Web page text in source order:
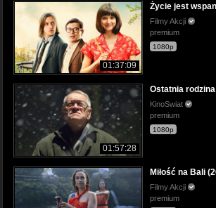
01:37:09
Życie jest
Filmy Akcji
premium
1080p
01:57:28
Ostatnia
KinoSwiat
premium
1080p
Miłość na Bali
Filmy Akcji
premium